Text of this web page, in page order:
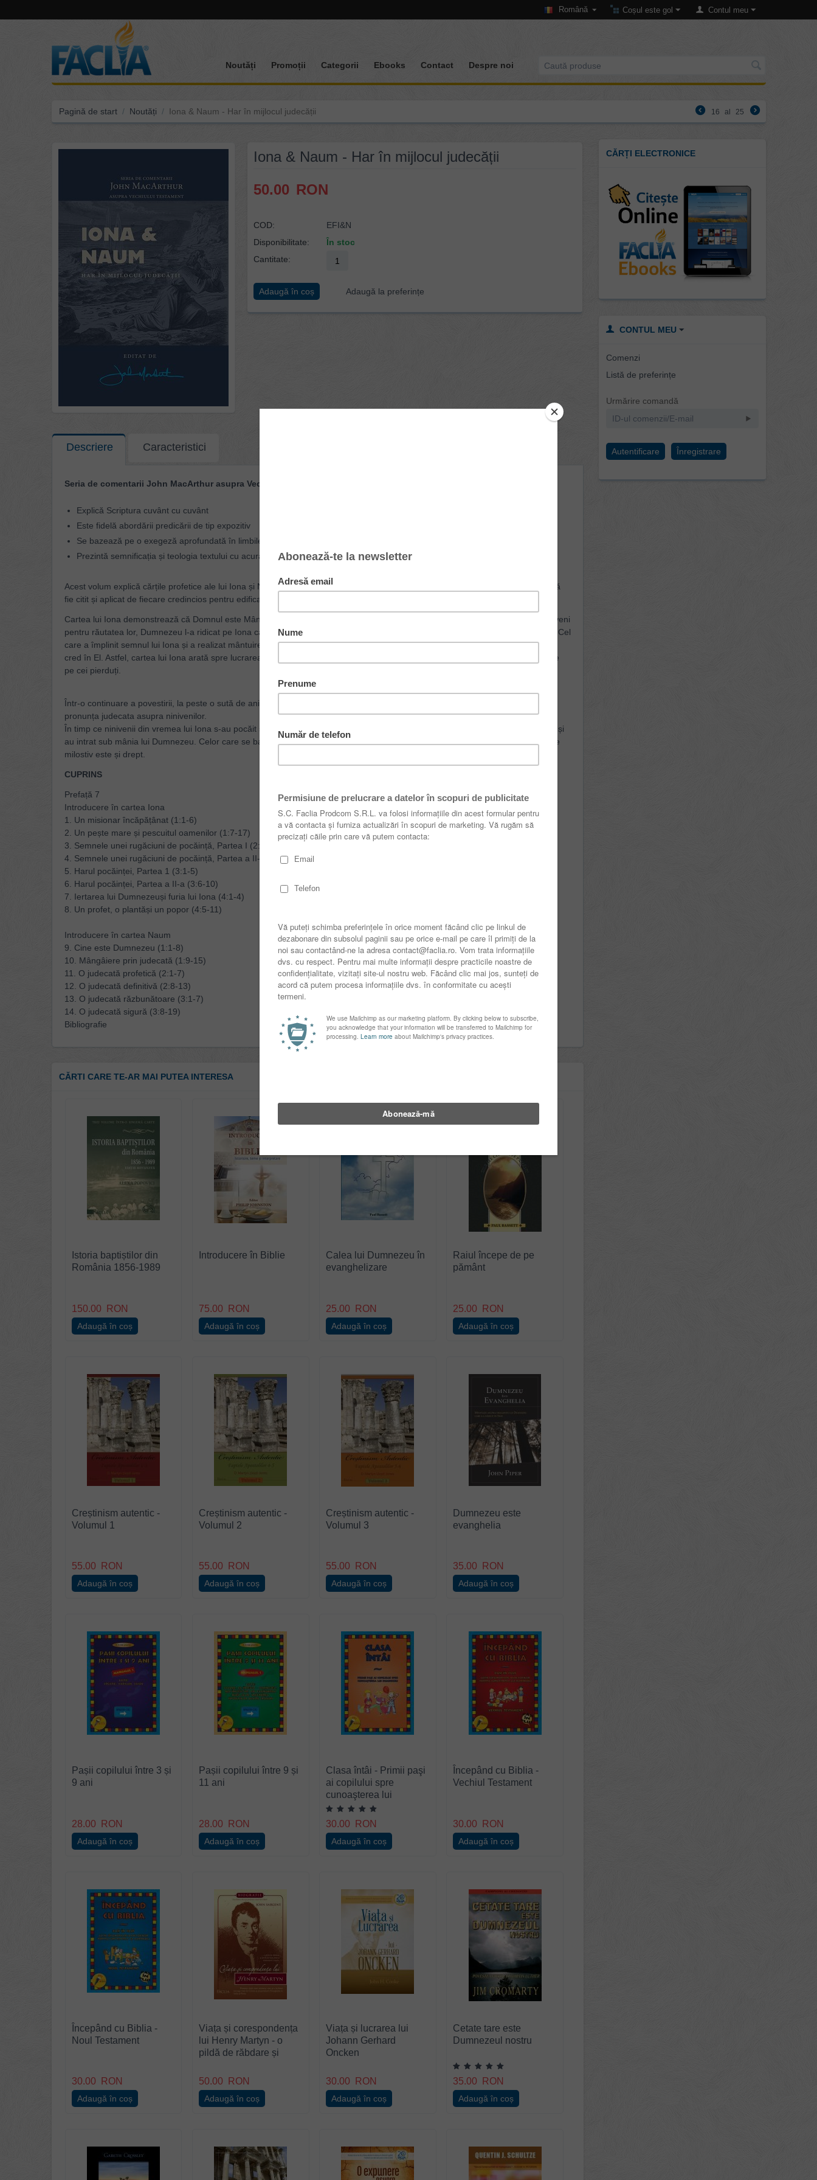
Contul meu
Coșul este gol
Română
Noutăți Promoții Categorii Ebooks Contact Despre noi
Pagină de start / Noutăți / Iona & Naum - Har în mijlocul judecății 16 al 25
Iona & Naum - Har în mijlocul judecății
50.00 RON
COD:
EFI&N
Disponibilitate:
În stoc
Cantitate:
Adaugă în coș Adaugă la preferințe
Descriere Caracteristici
Seria de comentarii John MacArthur asupra Vechiului Testament
Explică Scriptura cuvânt cu cuvânt
Este fidelă abordării predicării de tip expozitiv
Se bazează pe o exegeză aprofundată în limbile originale
Prezintă semnificația și teologia textului cu acuratețe, precizie și claritate.
Acest volum explică cărțile profetice ale lui Iona și Naum. Conceput pentru a ajuta predicatorul, acest comentariu este destinat să
fie citit și aplicat de fiecare credincios pentru edificarea, binecuvântarea și bucuria personală.
Cartea lui Iona demonstrează că Domnul este Mântuitorul atât al evreilor, cât și al neamurilor. În loc să-i distrugă imediat pe niniveni
pentru răutatea lor, Dumnezeu l-a ridicat pe Iona ca să le vestească harul Lui. Acest har minunat al lui Dumnezeu culminează în Cel
care a împlinit semnul lui Iona și a realizat mântuirea pentru toți cei care își recunosc nevrednicia, se pocăiesc de păcatele lor și
cred în El. Astfel, cartea lui Iona arată spre lucrarea lui Cristos și ne descoperă bunătatea lui Dumnezeu care caută și mântuiește
pe cei pierduți.
Într-o continuare a povestirii, la peste o sută de ani după ce Iona a predicat în Ninive, Dumnezeu l-a ridicat pe Naum pentru a
pronunța judecata asupra ninivenilor.
În timp ce ninivenii din vremea lui Iona s-au pocăit și au avut parte de îndurare, generațiile următoare s-au întors la căile lor rele și
au intrat sub mânia lui Dumnezeu. Celor care se bazau pe bunătatea lui Dumnezeu, Naum le-a declarat că Dumnezeul care este
milostiv este și drept.
CUPRINS
Prefață 7
Introducere în cartea Iona
1. Un misionar încăpățânat (1:1-6)
2. Un pește mare și pescuitul oamenilor (1:7-17)
3. Semnele unei rugăciuni de pocăință, Partea I (2:1-4)
4. Semnele unei rugăciuni de pocăință, Partea a II-a (2:5-10)
5. Harul pocăinței, Partea 1 (3:1-5)
6. Harul pocăinței, Partea a II-a (3:6-10)
7. Iertarea lui Dumnezeuși furia lui Iona (4:1-4)
8. Un profet, o plantăși un popor (4:5-11)
Introducere în cartea Naum
9. Cine este Dumnezeu (1:1-8)
10. Mângâiere prin judecată (1:9-15)
11. O judecată profetică (2:1-7)
12. O judecată definitivă (2:8-13)
13. O judecată răzbunătoare (3:1-7)
14. O judecată sigură (3:8-19)
Bibliografie
CĂRTI CARE TE-AR MAI PUTEA INTERESA
Istoria baptiștilor din
România 1856-1989
150.00 RON
Adaugă în coș
Introducere în Biblie
75.00 RON
Adaugă în coș
Calea lui Dumnezeu în
evanghelizare
25.00 RON
Adaugă în coș
Raiul începe de pe
pământ
25.00 RON
Adaugă în coș
Creștinism autentic -
Volumul 1
55.00 RON
Adaugă în coș
Creștinism autentic -
Volumul 2
55.00 RON
Adaugă în coș
Creștinism autentic -
Volumul 3
55.00 RON
Adaugă în coș
Dumnezeu este
evanghelia
35.00 RON
Adaugă în coș
Pașii copilului între 3 și
9 ani
28.00 RON
Adaugă în coș
Pașii copilului între 9 și
11 ani
28.00 RON
Adaugă în coș
Clasa întâi - Primii paşi
ai copilului spre
cunoaşterea lui
Dumnezeu
30.00 RON
Adaugă în coș
Începând cu Biblia -
Vechiul Testament
30.00 RON
Adaugă în coș
Începând cu Biblia -
Noul Testament
30.00 RON
Adaugă în coș
Viața și corespondența
lui Henry Martyn - o
pildă de răbdare și
misionarul creștin
50.00 RON
Adaugă în coș
Viața și lucrarea lui
Johann Gerhard
Oncken
30.00 RON
Adaugă în coș
Cetate tare este
Dumnezeul nostru
35.00 RON
Adaugă în coș
CĂRȚI ELECTRONICE
CONTUL MEU
Comenzi
Listă de preferințe
Urmărire comandă
Autentificare Înregistrare